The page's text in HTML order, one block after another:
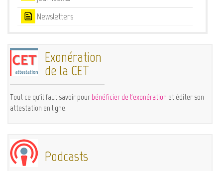
Newsletters
Exonération
de la CET
Tout ce qu'il faut savoir pour bénéficier de l'exonération et éditer son
attestation en ligne.
Podcasts